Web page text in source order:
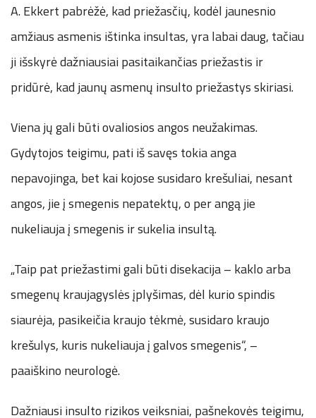
A. Ekkert pabrėžė, kad priežasčių, kodėl jaunesnio
amžiaus asmenis ištinka insultas, yra labai daug, tačiau
ji išskyrė dažniausiai pasitaikančias priežastis ir
pridūrė, kad jaunų asmenų insulto priežastys skiriasi.
Viena jų gali būti ovaliosios angos neužakimas.
Gydytojos teigimu, pati iš savęs tokia anga
nepavojinga, bet kai kojose susidaro krešuliai, nesant
angos, jie į smegenis nepatektų, o per angą jie
nukeliauja į smegenis ir sukelia insultą.
„Taip pat priežastimi gali būti disekacija – kaklo arba
smegenų kraujagyslės įplyšimas, dėl kurio spindis
siaurėja, pasikeičia kraujo tėkmė, susidaro kraujo
krešulys, kuris nukeliauja į galvos smegenis“, –
paaiškino neurologė.
Dažniausi insulto rizikos veiksniai, pašnekovės teigimu,